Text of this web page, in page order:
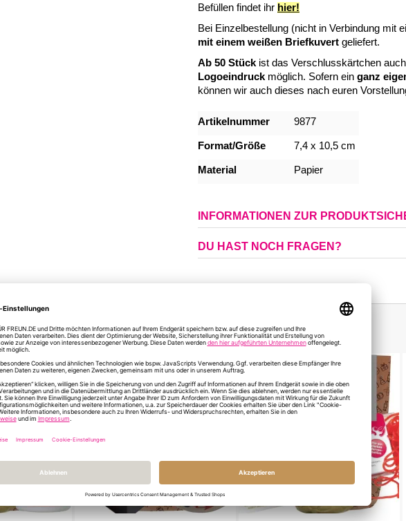
Befüllen findet ihr hier!
Bei Einzelbestellung (nicht in Verbindung mit
mit einem weißen Briefkuvert geliefert.
Ab 50 Stück ist das Verschlusskärtchen auch
Logoeindruck möglich. Sofern ein ganz
können wir auch dieses nach euren
Mehr
Artikelnummer 9877
Format/Größe 7,4 x 10,5 cm
Material Papier
INFORMATIONEN ZUR
DU HAST NOCH FRAGEN?
ÄHNLICHE PRODUKTE